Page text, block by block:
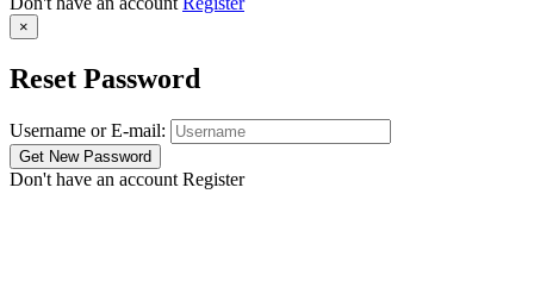
×
Reset Password
Username or E-mail:
Don't have an account Register